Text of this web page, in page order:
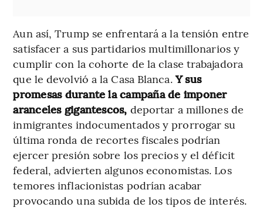
Aun así, Trump se enfrentará a la tensión entre
satisfacer a sus partidarios multimillonarios y
cumplir con la cohorte de la clase trabajadora
que le devolvió a la Casa Blanca.Y sus
promesas durante la campaña de imponer
aranceles gigantescos, deportar a millones de
inmigrantes indocumentados y prorrogar su
última ronda de recortes fiscales podrían
ejercer presión sobre los precios y el déficit
federal, advierten algunos economistas. Los
temores inflacionistas podrían acabar
provocando una subida de los tipos de interés.